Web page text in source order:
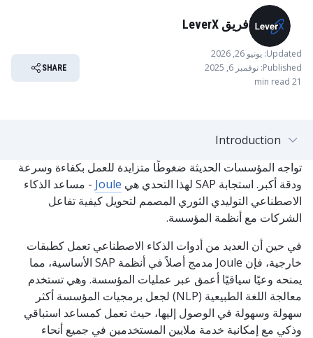
فريق LeverX
Updated: يونيو 26, 2026
Published: نوفمبر 6, 2025
21 min read
SHARE
تواجه المؤسسات الحديثة ضغوطًا متزايدة للعمل بكفاءة وسرعة
ودقة أكبر. استجابة SAP لهذا التحدي هي
Joule - مساعد الذكاء
الاصطناعي التوليدي الثوري المصمم لتحويل كيفية تفاعل
الشركات مع أنظمة المؤسسة.
في حين أن العديد من أدوات الذكاء الاصطناعي تعمل كطبقات
خارجية، فإن Joule مدمج أصلاً في أنظمة SAP الأساسية، مما
يمنحه وعيًا سياقيًا أعمق عبر عمليات المؤسسة. وهي تستخدم
معالجة اللغة الطبيعية (NLP) لجعل برمجيات المؤسسة أكثر
سهولة وسهولة في الوصول إليها، حيث تعمل كمساعد استباقي
وذكي مع إمكانية خدمة ملايين المستخدمين في جميع أنحاء
Introduction